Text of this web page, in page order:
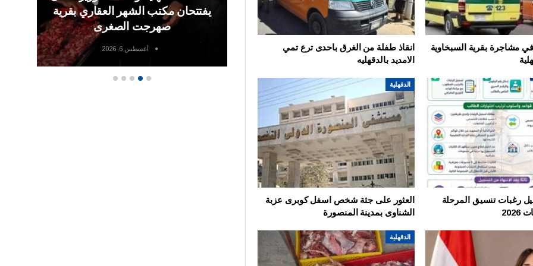
مشاجرة بقرية السبخاوية
انقاذ طفلة من الغرق باحدى ترع تمي
الامديد بالدقهليه
رغبات تنسيق المرحلة
الدقهلية
العثور على جثة شخص اسفل كوبرى عزبة
الشناوى بمدينة المنصورة
الدقهلية
بقرية
الدقهلية
ضبط 1.5 طن من مصنعات لحوم
ودجاج غير صالحة بالدقهلية
أغسطس 6, 2026
يفتتحان مكتب الشهر العقاري بقرية
صهرجت الصغرى
أغسطس 6, 2026